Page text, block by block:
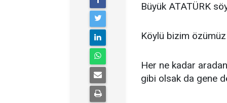
Büyük ATATÜRK
Köylü bizim özümüz
Her ne kadar
gibi olsak da gene